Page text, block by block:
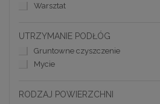
Warsztat
UTRZYMANIE PODŁÓG
Gruntowne czyszczenie
Mycie
RODZAJ POWIERZCHNI